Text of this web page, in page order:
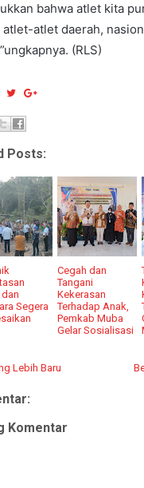
bahwa atlet kita
atlet-atlet daerah,
(RLS)
Posts:
Segera
Cegah dan
Tangani
Kekerasan
Terhadap Anak,
Pemkab Muba
Gelar Sosialisasi
Lebih Baru
Komentar